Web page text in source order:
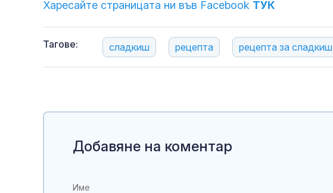
Харесайте страницата ни във Facebook ТУК
Тагове: сладкиш рецепта рецепта за сладкиш
Добавяне на коментар